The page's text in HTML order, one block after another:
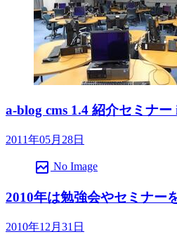
a-blog cms 1.4 紹介セミナ
2011年05月28日
broken_image No Image
2010年は勉強会やセミナー
2010年12月31日